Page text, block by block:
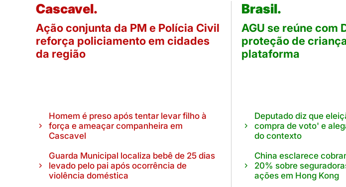
Cascavel.
Ação conjunta da PM e Polícia Civil
reforça policiamento em cidades
da região
Homem é preso após tentar levar filho à
força e ameaçar companheira em
Cascavel
Guarda Municipal localiza bebê de 25 dias
levado pelo pai após ocorrência de
violência doméstica
Brasil.
AGU se reúne com
proteção de
plataforma
Deputado diz que
compra de voto' e
do contexto
China esclarece
20% sobre
ações em Hong Kong